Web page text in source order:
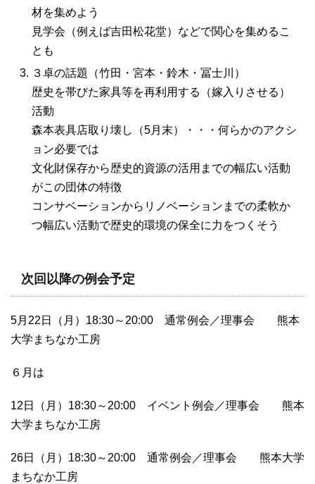
材を集めよう
見学会（例えば吉田松花堂）などで関心を集めるこ
とも
３卓の話題（竹田・宮本・鈴木・冨士川）
歴史を帯びた家具等を再利用する（嫁入りさせる）
活動
森本表具店取り壊し（5月末）・・・何らかのアクシ
ョン必要では
文化財保存から歴史的資源の活用までの幅広い活動
がこの団体の特徴
コンサベーションからリノベーションまでの柔軟か
つ幅広い活動で歴史的環境の保全に力をつくそう
次回以降の例会予定
5月22日（月）18:30～20:00 通常例会／理事会 熊本
大学まちなか工房
６月は
12日（月）18:30～20:00 イベント例会／理事会 熊本
大学まちなか工房
26日（月）18:30～20:00 通常例会／理事会 熊本大学
まちなか工房